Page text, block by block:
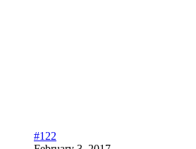
#122